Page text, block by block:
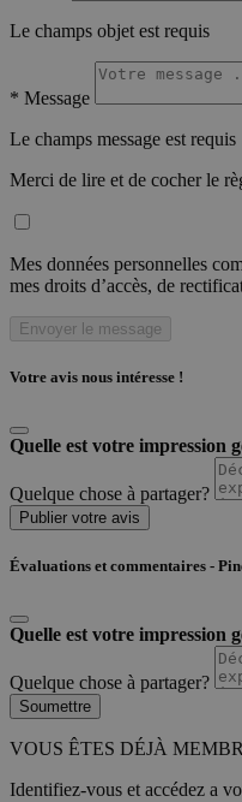
Le champs objet est requis
* Message
Le champs message est requis
Merci de lire et de cocher le
Mes données personnelles
mes droits d’accès, de
Envoyer le message
Votre avis nous intéresse !
Quelle est votre impression
Quelque chose à partager?
Publier votre avis
Évaluations et commentaires -
Quelle est votre impression
Quelque chose à partager?
Soumettre
VOUS ÊTES DÉJÀ
Identifiez-vous et accédez a